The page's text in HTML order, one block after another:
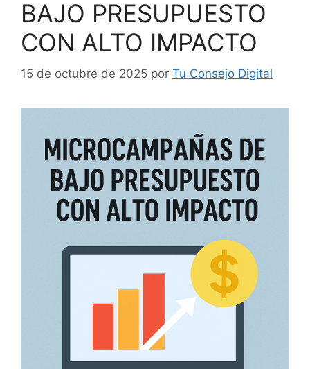
BAJO PRESUPUESTO
CON ALTO IMPACTO
15 de octubre de 2025 por Tu Consejo Digital